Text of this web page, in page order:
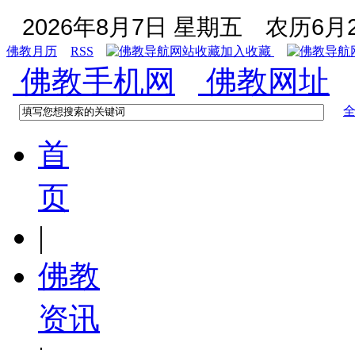
2026年8月7日 星期五 农历6月
佛教月历 RSS 加入收藏
佛教手机网 佛教网址
首
页
|
佛教
资讯